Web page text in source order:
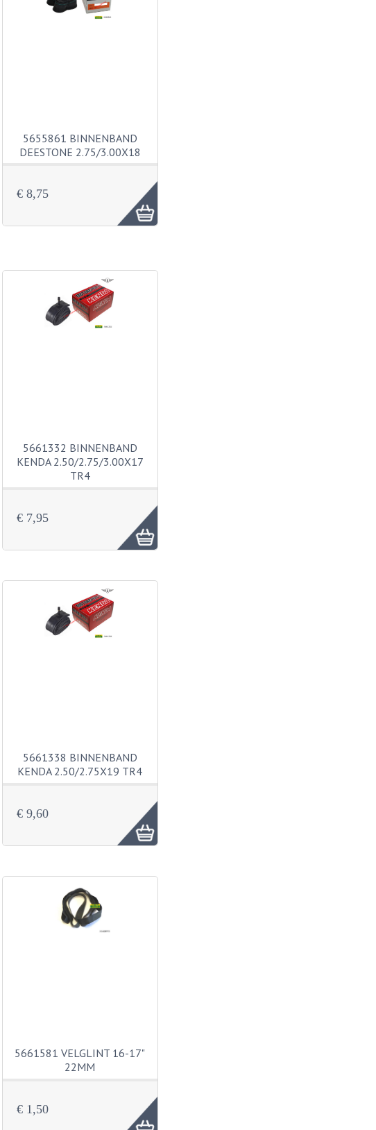
5655861 BINNENBAND
DEESTONE 2.75/3.00X18
€ 8,75
5661332 BINNENBAND
KENDA 2.50/2.75/3.00X17
TR4
€ 7,95
5661338 BINNENBAND
KENDA 2.50/2.75X19 TR4
€ 9,60
5661581 VELGLINT 16-17"
22MM
€ 1,50